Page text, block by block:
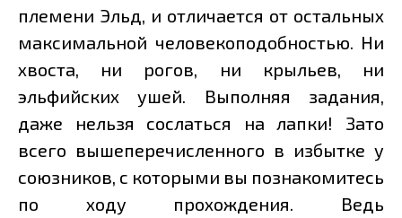
племени Эльд, и отличается от остальных
максимальной человекоподобностью. Ни
хвоста, ни рогов, ни крыльев, ни
эльфийских ушей. Выполняя задания,
даже нельзя сослаться на лапки! Зато
всего вышеперечисленного в избытке у
союзников, с которыми вы познакомитесь
по ходу прохождения. Ведь